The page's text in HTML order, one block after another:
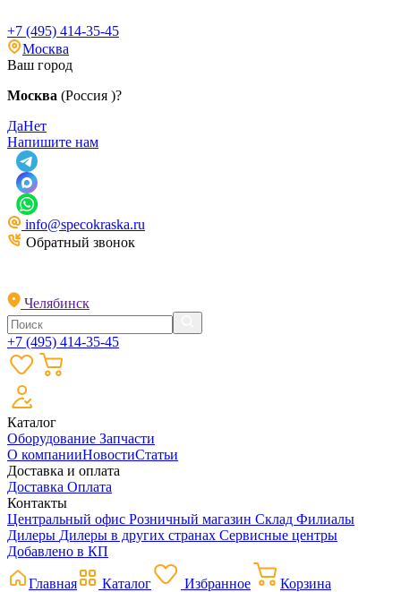
+7 (495) 414-35-45
Москва
Ваш город
Москва (Россия )?
ДаНет
Напишите нам
info@specokraska.ru
Обратный звонок
Челябинск
+7 (495) 414-35-45
Каталог
Оборудование Запчасти
О компанииНовостиСтатьи
Доставка и оплата
Доставка Оплата
Контакты
Центральный офис Розничный магазин Склад Филиалы
Дилеры Дилеры в других странах Сервисные центры
Добавлено в КП
Главная Каталог Избранное Корзина